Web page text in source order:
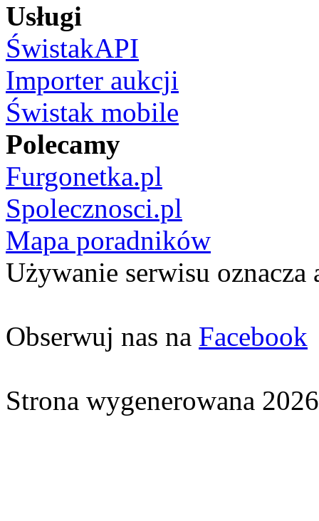
Usługi
ŚwistakAPI
Importer aukcji
Świstak mobile
Polecamy
Furgonetka.pl
Spolecznosci.pl
Mapa poradników
Używanie serwisu oznacza
Obserwuj nas na Facebook
Strona wygenerowana